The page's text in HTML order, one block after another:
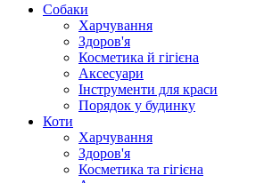
Собаки
Харчування
Здоров'я
Косметика й гігієна
Аксесуари
Інструменти для краси
Порядок у будинку
Коти
Харчування
Здоров'я
Косметика та гігієна